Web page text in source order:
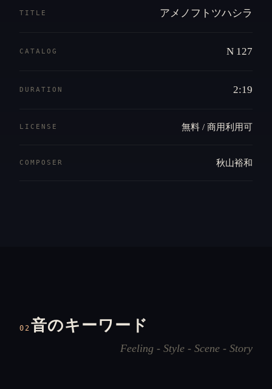
TITLE アメノフトツハシラ
CATALOG N 127
DURATION 2:19
LICENSE 無料 / 商用利用可
COMPOSER 秋山裕和
02 音のキーワード
Feeling - Style - Scene - Story